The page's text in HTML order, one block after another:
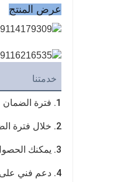
عرض المنتج
خدمتنا
1. فترة الضمان 1 سنة من تاريخ B/L.
2. خلال فترة الضمان يمكنك الحصول على قطع الغيار مجانًا.
3. يمكنك الحصول على تدريب مجاني في مصنعنا.
4. دعم فني على مدار 24 ساعة عن طريق البريد الإلكتروني أو الاتصال أو الخدمة من الباب إلى الباب.